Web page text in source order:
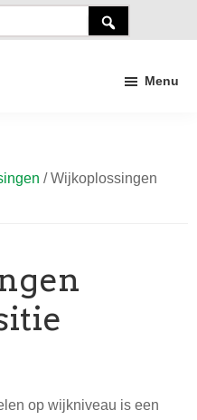
Menu
/Wijkoplossingen
op wijkniveau is een